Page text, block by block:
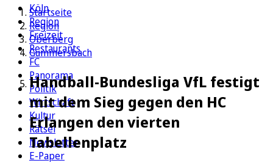
Köln
Region
Freizeit
Restaurants
FC
Panorama
Politik
Wirtschaft
Kultur
Rätsel
Newsletter
E-Paper
Startseite
Region
Oberberg
Gummersbach
Handball-Bundesliga VfL festigt
mit dem Sieg gegen den HC
Erlangen den vierten
Tabellenplatz